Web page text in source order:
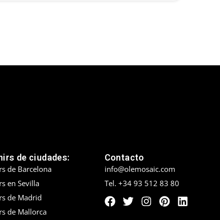
de ciudades:
de Barcelona
en Sevilla
de Madrid
de Mallorca
Contacto
info@olemosaic.com
Tel. +34 93 512 83 80